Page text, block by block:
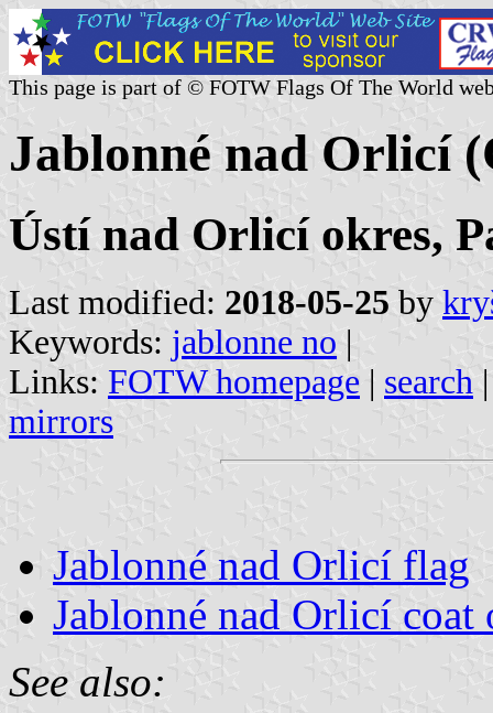
This page is part of © FOTW Flags Of The World
Jablonné nad Orlicí
Ústí nad Orlicí okres,
Last modified: 2018-05-25 by
Keywords: jablonne no |
Links: FOTW homepage | search
mirrors
Jablonné nad Orlicí flag
Jablonné nad Orlicí coat
See also: